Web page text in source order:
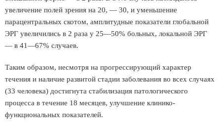
увеличение полей зрения на 20, — 30, и уменьшение
парацентральных скотом, амплитудные показатели глобальной
ЭРГ увеличились в 2 раза у 25—50% больных, локальной ЭРГ
— в 41—67% случаев.
Таким образом, несмотря на прогрессирующий характер
течения и наличие развитой стадии заболевания во всех случаях
(33 человека) достигнута стабилизация патологического
процесса в течение 18 месяцев, улучшение клинико-
функциональных показателей.